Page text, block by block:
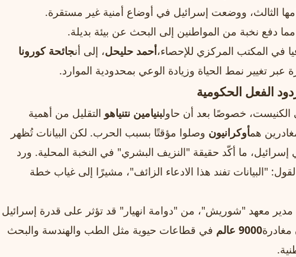
الثالث، ووضعت إسرائيل في أوضاع أمنية غير مستقرة.
دفع نخبة من المواطنين إلى البحث عن بيئة بديلة.
في المكتب المركزي للإحصاء،أحمد حليحل، إلى أنجائحة كورونا
تغيير نمط الحياة وزيادة الوعي بمحدودية الموارد.
الفعل الحكومية
الكنيست، خصوصًا بعد أن حاولبنيامين نتنياهو التقليل من أهمية
همأوكرانيون وصلوا مؤقتًا بسبب الحرب. لكن البيانات تُظهر
إسرائيل، ما أكّد حقيقة "النزيف البشري" في النخبة المحلية. ورد
"البيانات تفند هذا الادعاء الزائف"، مشيرًا إلى غياب خطة
مدير معهد "شوريش"، من "دوامة انهيار" قد تؤثر على قدرة إسرائيل
مغادرة9000 عالم
في قطاعات حيوية مثل الطب والهندسة والبحث